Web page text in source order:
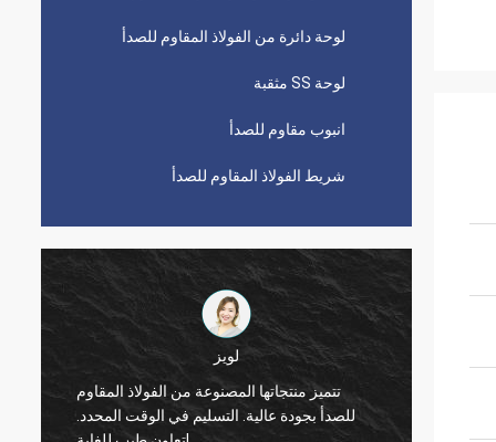
لوحة دائرة من الفولاذ المقاوم للصدأ
لوحة SS مثقبة
انبوب مقاوم للصدأ
شريط الفولاذ المقاوم للصدأ
بول
جودة شركتك جيدة حقًا ، حتى الآن لم أجد معدل
عيب صفري. نأمل أن تحافظ على هذه الحالة